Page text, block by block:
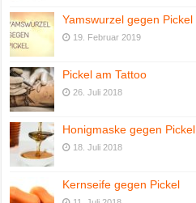
Yamswurzel gegen Pickel
19. Februar 2019
Pickel am Tattoo
26. Juli 2018
Honigmaske gegen Pickel
18. Juli 2018
Kernseife gegen Pickel